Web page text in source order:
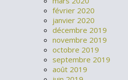
février 2020
janvier 2020
décembre 2019
novembre 2019
octobre 2019
septembre 2019
août 2019